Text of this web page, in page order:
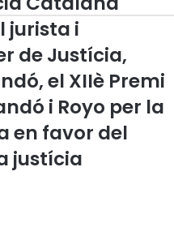
jurista i
de Justícia,
el XIIè Premi
i Royo per la
en favor del
justícia